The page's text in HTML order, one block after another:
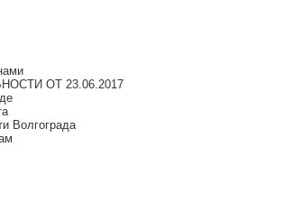
ОТ 23.06.2017
Волгограда